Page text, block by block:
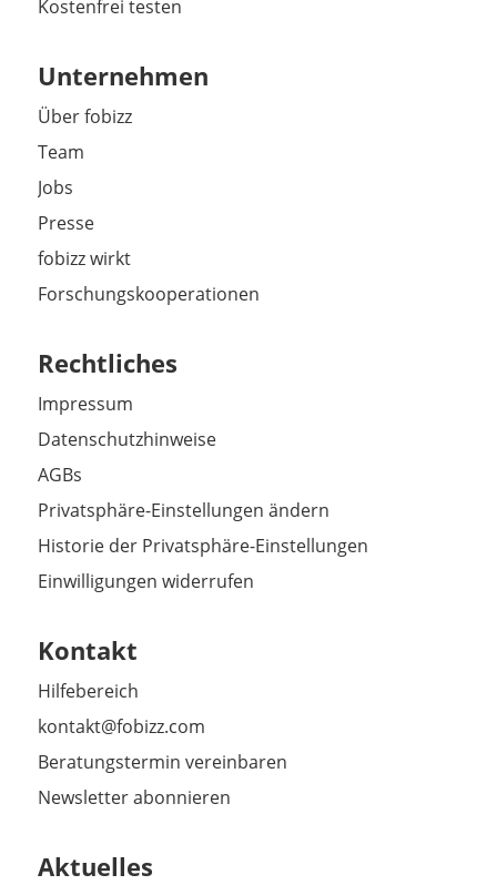
Kostenfrei testen
Unternehmen
Über fobizz
Team
Jobs
Presse
fobizz wirkt
Forschungskooperationen
Rechtliches
Impressum
Datenschutzhinweise
AGBs
Privatsphäre-Einstellungen ändern
Historie der Privatsphäre-Einstellungen
Einwilligungen widerrufen
Kontakt
Hilfebereich
kontakt@fobizz.com
Beratungstermin vereinbaren
Newsletter abonnieren
Aktuelles